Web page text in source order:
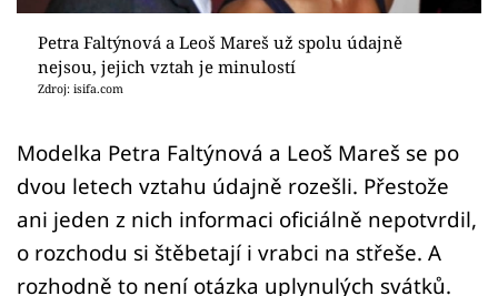
Přihlášení
Sledujte nás
Petra Faltýnová a Leoš Mareš už spolu údajně
nejsou, jejich vztah je minulostí
Zdroj: isifa.com
Modelka Petra Faltýnová a Leoš Mareš se po
dvou letech vztahu údajně rozešli. Přestože
ani jeden z nich informaci oficiálně nepotvrdil,
o rozchodu si štěbetají i vrabci na střeše. A
rozhodně to není otázka uplynulých svátků.